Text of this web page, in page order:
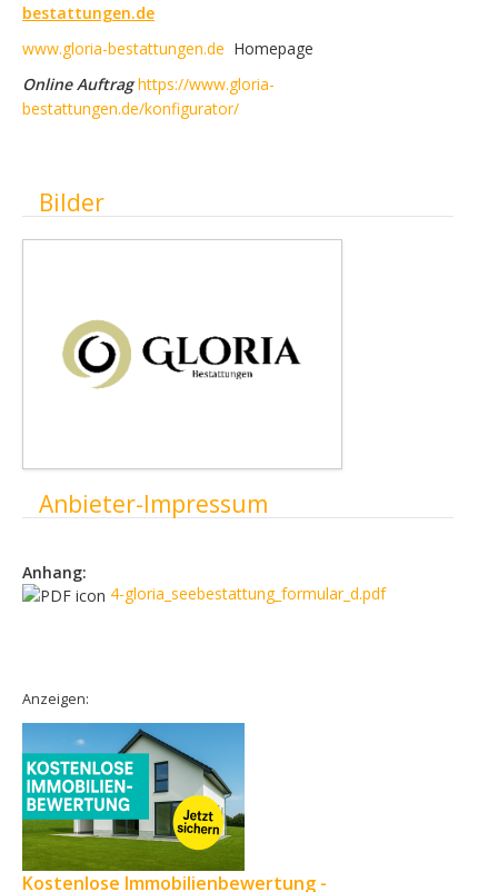
bestattungen.de
www.gloria-bestattungen.de Homepage
Online Auftraghttps://www.gloria-
bestattungen.de/konfigurator/
Ausblenden
Bilder
Ausblenden
Anbieter-Impressum
Anhang:
4-gloria_seebestattung_formular_d.pdf
Anzeigen:
Kostenlose Immobilienbewertung -